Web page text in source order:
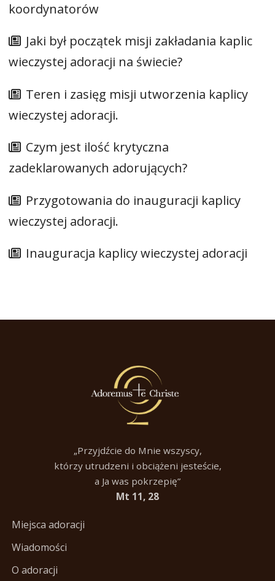
koordynatorów
Jaki był początek misji zakładania kaplic
wieczystej adoracji na świecie?
Teren i zasięg misji utworzenia kaplicy
wieczystej adoracji.
Czym jest ilość krytyczna
zadeklarowanych adorujących?
Przygotowania do inauguracji kaplicy
wieczystej adoracji.
Inauguracja kaplicy wieczystej adoracji
„Przyjdźcie do Mnie wszyscy,
którzy utrudzeni i obciążeni jesteście,
a Ja was pokrzepię”
Mt 11, 28
Miejsca adoracji
Wiadomości
O adoracji